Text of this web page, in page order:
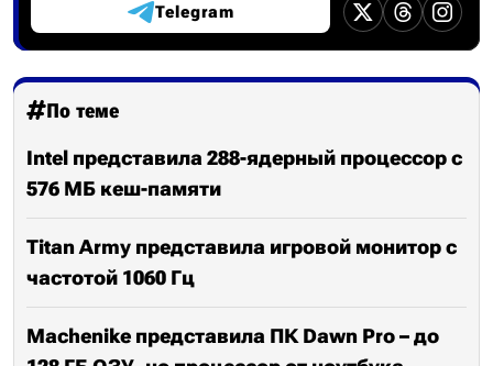
Telegram
По теме
Intel представила 288-ядерный процессор с
576 МБ кеш-памяти
Titan Army представила игровой монитор с
частотой 1060 Гц
Machenike представила ПК Dawn Pro – до